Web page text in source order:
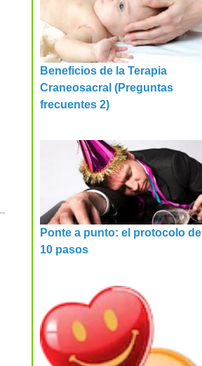
Beneficios de la Terapia
Craneosacral (Preguntas
frecuentes 2)
Ponte a punto: el protocolo de
10 pasos